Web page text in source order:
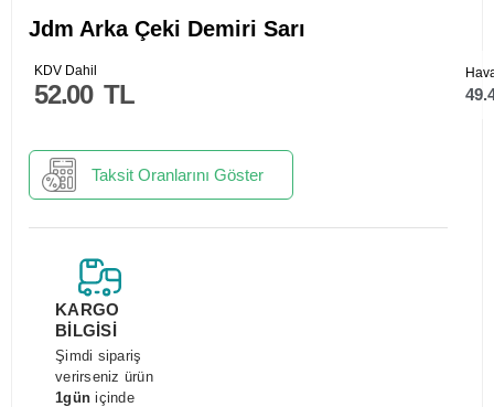
Jdm Arka Çeki Demiri Sarı
52.00 TL
KDV Dahil
Taksit Oranlarını Göster
KARGO
BİLGİSİ
Şimdi sipariş
verirseniz ürün
1gün içinde